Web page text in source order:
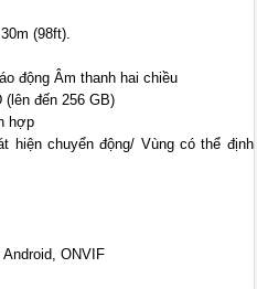
(98ft).
động Âm thanh hai chiều
đến 256 GB)
hợp
hiện chuyển động/ Vùng có thể định
ONVIF